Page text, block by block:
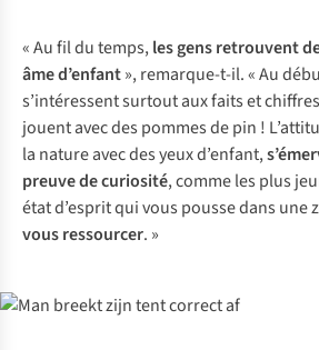
« Au fil du temps,les gens retrouvent
âme d’enfant», remarque-t-il. « Au
s’intéressent surtout aux faits et
jouent avec des pommes de pin !
la nature avec des yeux d’enfant,
preuve de curiosité, comme les plus
état d’esprit qui vous pousse dans une
vous ressourcer. »